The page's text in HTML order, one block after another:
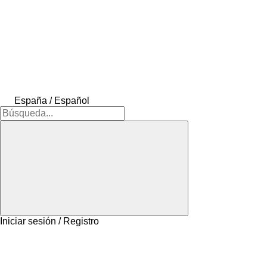
España / Español
Iniciar sesión / Registro